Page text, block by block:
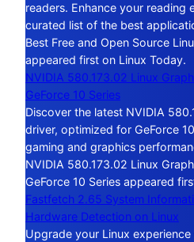
readers. Enhance your reading
curated list of the best
Best Free and Open Source
appeared first on Linux Today.
NVIDIA 580.173.02 Linux
GeForce 10 Series
Discover the latest NVIDIA
driver, optimized for GeForce
gaming and graphics
NVIDIA 580.173.02 Linux
GeForce 10 Series appeared
Fastfetch 2.65 System
Hardware Detection on Linux
Upgrade your Linux